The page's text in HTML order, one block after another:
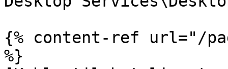
{% content-ref url="/
%}